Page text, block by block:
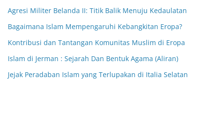
Agresi Militer Belanda II: Titik Balik Menuju Kedaulatan
Bagaimana Islam Mempengaruhi Kebangkitan Eropa?
Kontribusi dan Tantangan Komunitas Muslim di Eropa
Islam di Jerman : Sejarah Dan Bentuk Agama (Aliran)
Jejak Peradaban Islam yang Terlupakan di Italia Selatan